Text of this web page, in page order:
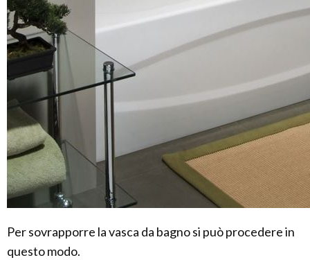
Per sovrapporre la vasca da bagno si può procedere in
questo modo.